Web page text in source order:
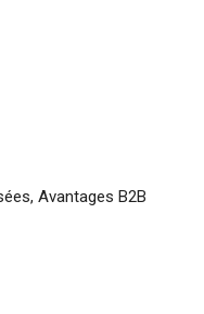
Avantages B2B